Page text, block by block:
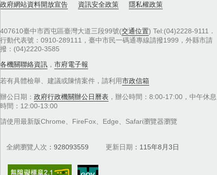
政府網站資料開放宣告 資訊安全政策 隱私權政策
407610臺中市西屯區臺灣大道三段99號(交通位置) Tel:(04)2228-9111．
行動代表號：0910-289111，臺中市民一碼通專線請撥1999，外縣市請
撥：(04)2220-3585
各機關聯絡資訊 ， 市府電子報
若有具體檢舉、建議或陳情案件，請利用市政信箱
辦公日期： 政府行政機關辦公日曆表 ，辦公時間：8:00-17:00，中午休息
時間：12:00-13:00
請使用最新版Chrome、FireFox、Edge、Safari瀏覽器瀏覽
全網瀏覽人次 928093559 更新日期 115年8月3日